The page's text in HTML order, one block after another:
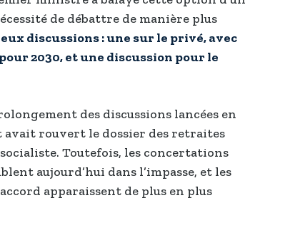
de débattre de manière plus
discussions : une sur le privé, avec
2030, et une discussion pour le
des discussions lancées en
rouvert le dossier des retraites
Toutefois, les concertations
aujourd’hui dans l’impasse, et les
apparaissent de plus en plus